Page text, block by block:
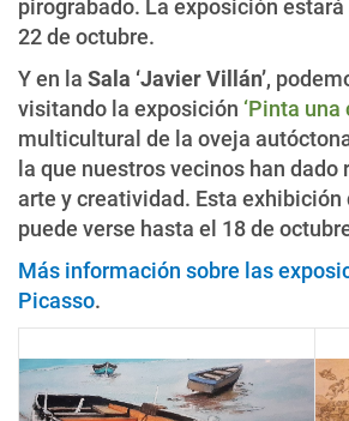
pirograbado. La exposición estará
22 de octubre.
Y en la Sala ‘Javier Villán’,
visitando la exposición ‘Pinta una
multicultural de la oveja
la que nuestros vecinos han dado
arte y creatividad. Esta exhibición
puede verse hasta el 18 de
Más información sobre las
Picasso.